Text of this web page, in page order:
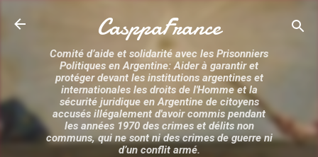
Accéder au contenu principal
CasppaFrance
Comité d’aide et solidarité avec les Prisonniers
Politiques en Argentine: Aider à garantir et
protéger devant les institutions argentines et
internationales les droits de l'Homme et la
sécurité juridique en Argentine de citoyens
accusés illégalement d'avoir commis pendant
les années 1970 des crimes et délits non
communs, qui ne sont ni des crimes de guerre ni
d’un conflit armé.